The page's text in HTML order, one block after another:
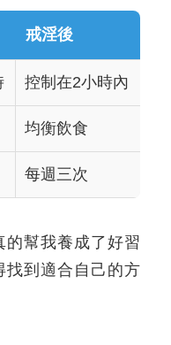
戒淫後
控制在2小時內
均衡飲食
每週三次
的幫我養成了好習
找到適合自己的方